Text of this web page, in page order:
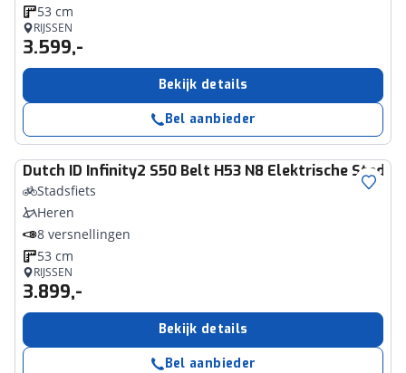
53 cm
RIJSSEN
3.599,-
Bekijk details
Bel aanbieder
Dutch ID Infinity2 S50 Belt H53 N8 Elektrische
Stadsfiets
Heren
8 versnellingen
53 cm
RIJSSEN
3.899,-
Bekijk details
Bel aanbieder